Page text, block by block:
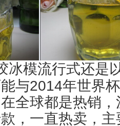
冰模流行式还是
与2014年世界
全球都是热销
，一直热卖，